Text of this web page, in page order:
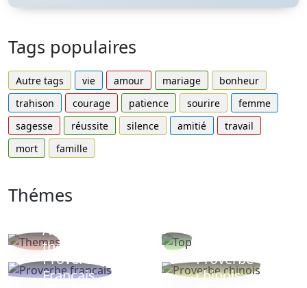
Tags populaires
Autre tags vie amour mariage
bonheur
trahison
courage patience sourire
femme
sagesse
réussite silence amitié
travail
mort
famille
Thémes
Autres
thèmes
Proverbe
Français
Proverbe
chinois